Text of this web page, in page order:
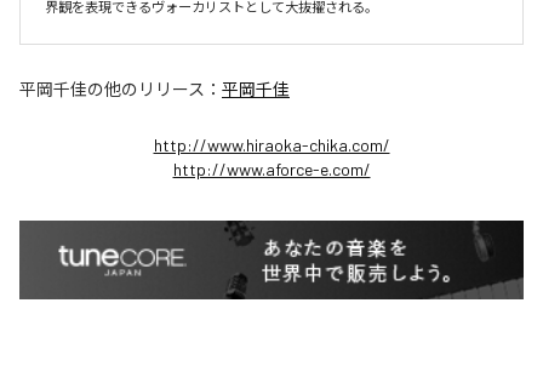
界観を表現できるヴォーカリストとして大抜擢される。
平岡千佳の他のリリース： 平岡千佳
http://www.hiraoka-chika.com/
http://www.aforce-e.com/